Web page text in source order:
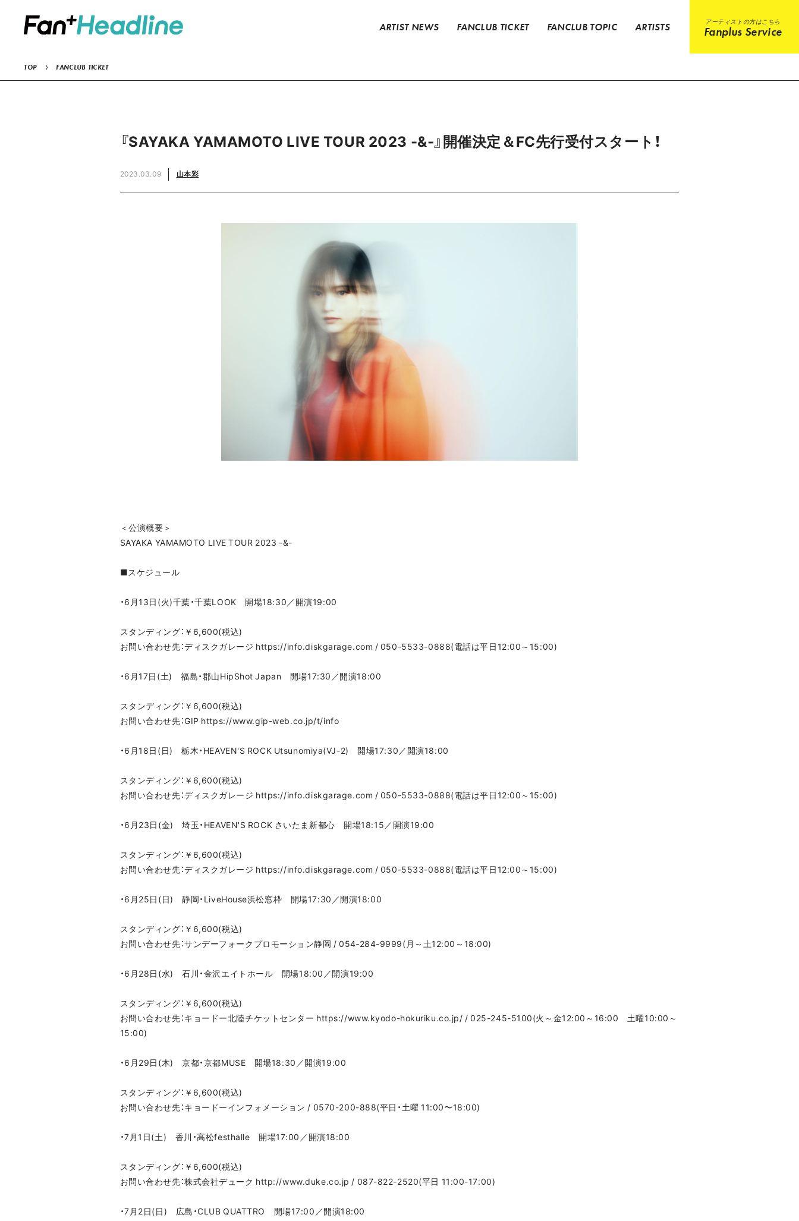
ARTIST NEWS FANCLUB TICKET FANCLUB TOPIC ARTISTS アーティストの方はこちら
Fanplus Service
TOP FANCLUB TICKET
『SAYAKA YAMAMOTO LIVE TOUR 2023 -&-』開催決定＆FC先行受付スタート！
2023.03.09 山本彩
＜公演概要＞
SAYAKA YAMAMOTO LIVE TOUR 2023 -&-
■スケジュール
・6月13日(火)千葉・千葉LOOK 開場18:30／開演19:00
スタンディング：￥6,600(税込)
お問い合わせ先：ディスクガレージ https://info.diskgarage.com / 050-5533-0888(電話は平日12:00～15:00)
・6月17日(土) 福島・郡山HipShot Japan 開場17:30／開演18:00
スタンディング：￥6,600(税込)
お問い合わせ先：GIP https://www.gip-web.co.jp/t/info
・6月18日(日) 栃木・HEAVEN'S ROCK Utsunomiya(VJ-2) 開場17:30／開演18:00
スタンディング：￥6,600(税込)
お問い合わせ先：ディスクガレージ https://info.diskgarage.com / 050-5533-0888(電話は平日12:00～15:00)
・6月23日(金) 埼玉・HEAVEN'S ROCK さいたま新都心 開場18:15／開演19:00
スタンディング：￥6,600(税込)
お問い合わせ先：ディスクガレージ https://info.diskgarage.com / 050-5533-0888(電話は平日12:00～15:00)
・6月25日(日) 静岡・LiveHouse浜松窓枠 開場17:30／開演18:00
スタンディング：￥6,600(税込)
お問い合わせ先：サンデーフォークプロモーション静岡 / 054‐284-9999(月～土12:00～18:00)
・6月28日(水) 石川・金沢エイトホール 開場18:00／開演19:00
スタンディング：￥6,600(税込)
お問い合わせ先：キョードー北陸チケットセンター https://www.kyodo-hokuriku.co.jp/ / 025-245-5100(火～金12:00～16:00 土曜10:00～
15:00)
・6月29日(木) 京都・京都MUSE 開場18:30／開演19:00
スタンディング：￥6,600(税込)
お問い合わせ先：キョードーインフォメーション / 0570-200-888(平日・土曜 11:00〜18:00)
・7月1日(土) 香川・高松festhalle 開場17:00／開演18:00
スタンディング：￥6,600(税込)
お問い合わせ先：株式会社デューク http://www.duke.co.jp / 087-822-2520(平日 11:00-17:00)
・7月2日(日) 広島・CLUB QUATTRO 開場17:00／開演18:00